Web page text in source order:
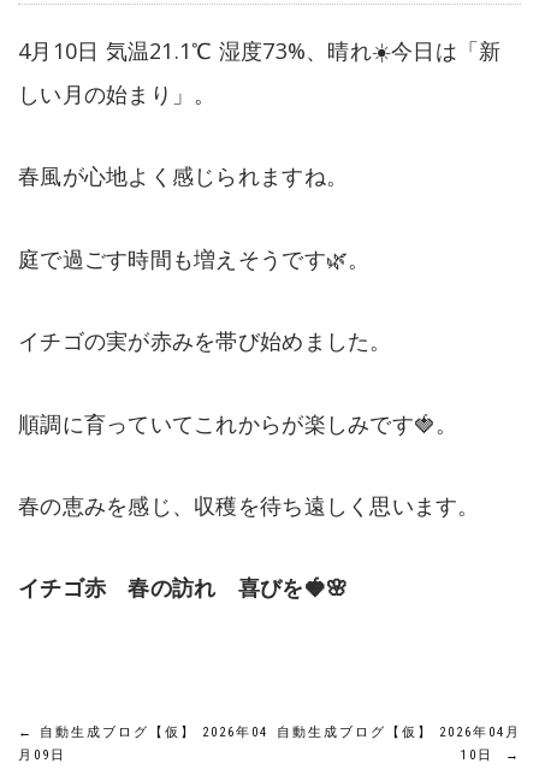
4月10日 気温21.1℃ 湿度73%、晴れ☀️今日は「新
しい月の始まり」。
春風が心地よく感じられますね。
庭で過ごす時間も増えそうです🌿。
イチゴの実が赤みを帯び始めました。
順調に育っていてこれからが楽しみです🍓。
春の恵みを感じ、収穫を待ち遠しく思います。
イチゴ赤 春の訪れ 喜びを🍓🌸
投
←
自動生成ブログ【仮】 2026年04
月09日
自動生成ブログ【仮】 2026年04月
10日
→